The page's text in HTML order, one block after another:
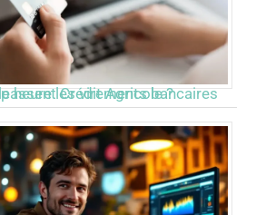
À quelle heure les virements bancaires passent Crédit Agricole ?